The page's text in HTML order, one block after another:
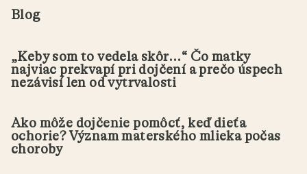
Blog
„Keby som to vedela skôr...“ Čo matky
najviac prekvapí pri dojčení a prečo úspech
nezávisí len od vytrvalosti
Ako môže dojčenie pomôcť, keď dieťa
ochorie? Význam materského mlieka počas
choroby